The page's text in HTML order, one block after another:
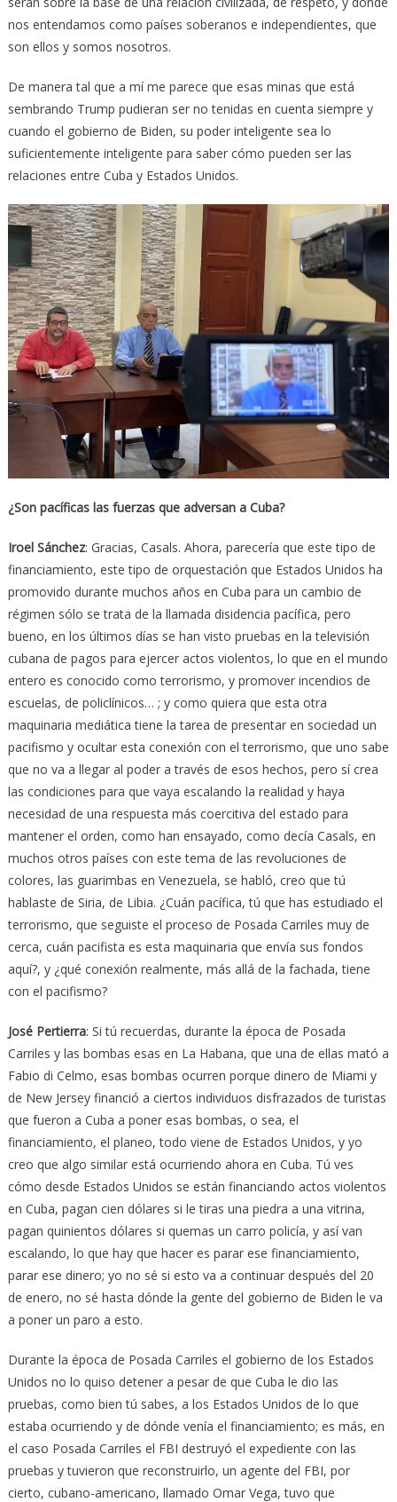
nos entendamos como países soberanos e independientes, que
son ellos y somos nosotros.
De manera tal que a mí me parece que esas minas que está
sembrando Trump pudieran ser no tenidas en cuenta siempre y
cuando el gobierno de Biden, su poder inteligente sea lo
suficientemente inteligente para saber cómo pueden ser las
relaciones entre Cuba y Estados Unidos.
¿Son pacíficas las fuerzas que adversan a Cuba?
Iroel Sánchez: Gracias, Casals. Ahora, parecería que este tipo de
financiamiento, este tipo de orquestación que Estados Unidos ha
promovido durante muchos años en Cuba para un cambio de
régimen sólo se trata de la llamada disidencia pacífica, pero
bueno, en los últimos días se han visto pruebas en la televisión
cubana de pagos para ejercer actos violentos, lo que en el mundo
entero es conocido como terrorismo, y promover incendios de
escuelas, de policlínicos… ; y como quiera que esta otra
maquinaria mediática tiene la tarea de presentar en sociedad un
pacifismo y ocultar esta conexión con el terrorismo, que uno sabe
que no va a llegar al poder a través de esos hechos, pero sí crea
las condiciones para que vaya escalando la realidad y haya
necesidad de una respuesta más coercitiva del estado para
mantener el orden, como han ensayado, como decía Casals, en
muchos otros países con este tema de las revoluciones de
colores, las guarimbas en Venezuela, se habló, creo que tú
hablaste de Siria, de Libia. ¿Cuán pacífica, tú que has estudiado el
terrorismo, que seguiste el proceso de Posada Carriles muy de
cerca, cuán pacifista es esta maquinaria que envía sus fondos
aquí?, y ¿qué conexión realmente, más allá de la fachada, tiene
con el pacifismo?
José Pertierra: Si tú recuerdas, durante la época de Posada
Carriles y las bombas esas en La Habana, que una de ellas mató a
Fabio di Celmo, esas bombas ocurren porque dinero de Miami y
de New Jersey financió a ciertos individuos disfrazados de turistas
que fueron a Cuba a poner esas bombas, o sea, el
financiamiento, el planeo, todo viene de Estados Unidos, y yo
creo que algo similar está ocurriendo ahora en Cuba. Tú ves
cómo desde Estados Unidos se están financiando actos violentos
en Cuba, pagan cien dólares si le tiras una piedra a una vitrina,
pagan quinientos dólares si quemas un carro policía, y así van
escalando, lo que hay que hacer es parar ese financiamiento,
parar ese dinero; yo no sé si esto va a continuar después del 20
de enero, no sé hasta dónde la gente del gobierno de Biden le va
a poner un paro a esto.
Durante la época de Posada Carriles el gobierno de los Estados
Unidos no lo quiso detener a pesar de que Cuba le dio las
pruebas, como bien tú sabes, a los Estados Unidos de lo que
estaba ocurriendo y de dónde venía el financiamiento; es más, en
el caso Posada Carriles el FBI destruyó el expediente con las
pruebas y tuvieron que reconstruirlo, un agente del FBI, por
cierto, cubano-americano, llamado Omar Vega, tuvo que